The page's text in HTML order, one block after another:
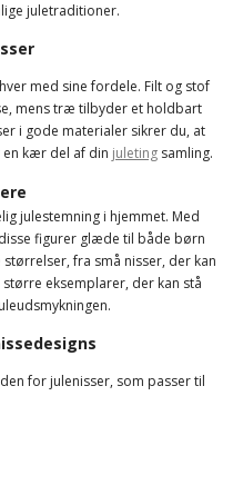
juletraditioner.
med sine fordele. Filt og stof
mens træ tilbyder et holdbart
i gode materialer sikrer du, at
kær del af din juleting samling.
julestemning i hjemmet. Med
figurer glæde til både børn
fra små nisser, der kan
eksemplarer, der kan stå
for julenisser, som passer til